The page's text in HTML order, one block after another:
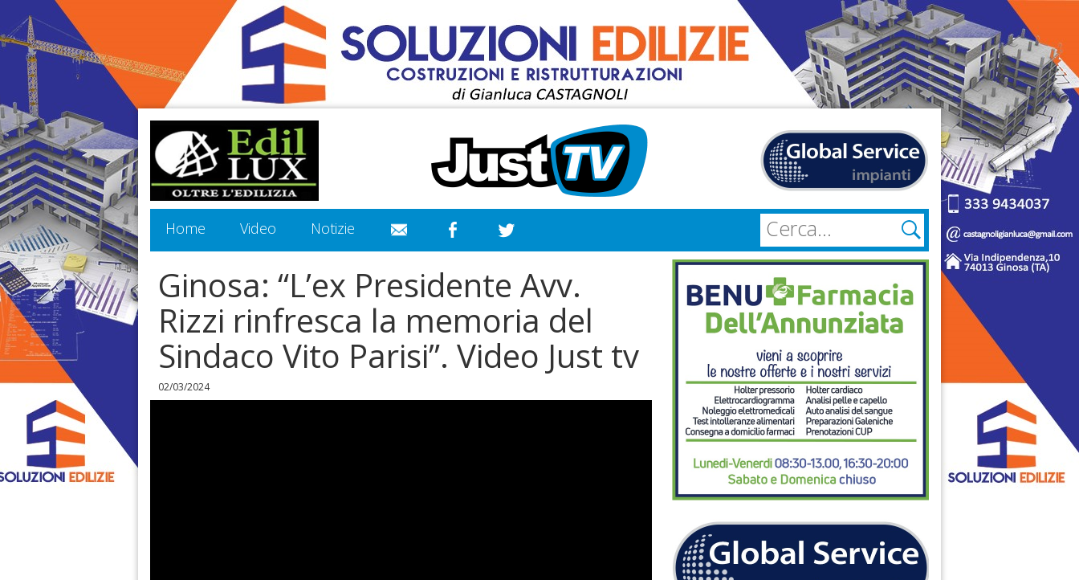
Home Video Notizie
Ginosa: “L’ex Presidente Avv.
Rizzi rinfresca la memoria del
Sindaco Vito Parisi”. Video Just tv
02/03/2024